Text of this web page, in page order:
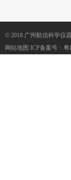
© 2018 广州航信科学仪
网站地图 ICP备案号： 粤